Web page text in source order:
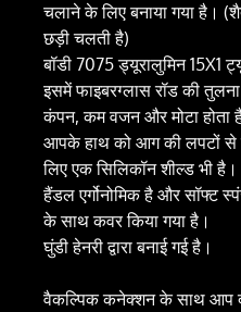
चलाने के लिए बनाया गया है।
छड़ी चलती है)
बॉडी 7075 ड्यूरालुमिन 15X1
इसमें फाइबरग्लास रॉड की
कंपन, कम वजन और मोटा होता
आपके हाथ को आग की लपटों से
लिए एक सिलिकॉन शील्ड भी है।
हैंडल एर्गोनोमिक है और सॉफ्ट
के साथ कवर किया गया है।
घुंडी हेनरी द्वारा बनाई गई है।
वैकल्पिक कनेक्शन के साथ आप